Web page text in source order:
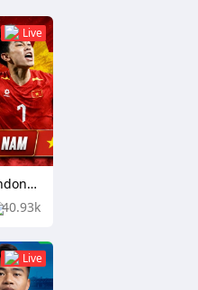
Live
40.93k
ASEAN Championship: Indonesia vs Vietnam
Live